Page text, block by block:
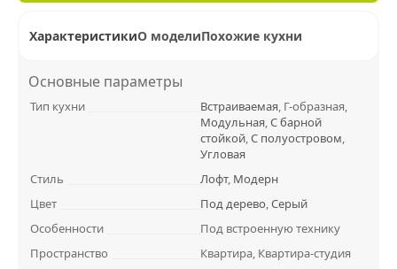
ХарактеристикиО моделиПохожие кухни
Основные параметры
Тип кухни Встраиваемая, Г-образная,
Модульная,С барной
стойкой,С полуостровом,
Угловая
Стиль
Лофт, Модерн
Цвет
Под дерево,Серый
Особенности
Под встроенную технику
Пространство
Квартира, Квартира-студия